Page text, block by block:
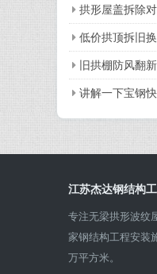
拱形屋盖拆除
低价拱顶拆旧
旧拱棚防风翻
讲解一下宝钢
江苏杰达钢结构
专注无梁拱形波纹
家钢结构工程安装
万平方米。